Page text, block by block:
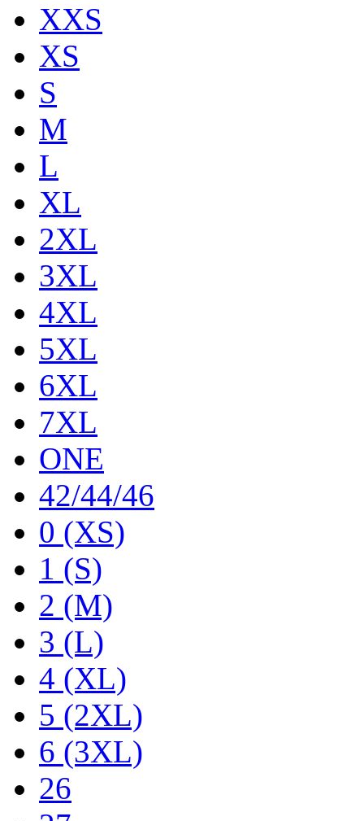
XXS
XS
S
M
L
XL
2XL
3XL
4XL
5XL
6XL
7XL
ONE
42/44/46
0 (XS)
1 (S)
2 (M)
3 (L)
4 (XL)
5 (2XL)
6 (3XL)
26